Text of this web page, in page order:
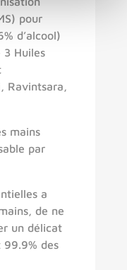
pour
d’alcool)
3 Huiles
Ravintsara,
mains
par
a
de ne
un délicat
des